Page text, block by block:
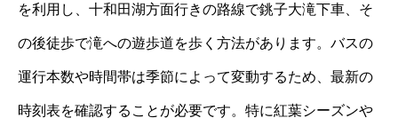
を利用し、十和田湖方面行きの路線で銚子大滝下車、そ
の後徒歩で滝への遊歩道を歩く方法があります。バスの
運行本数や時間帯は季節によって変動するため、最新の
時刻表を確認することが必要です。特に紅葉シーズンや